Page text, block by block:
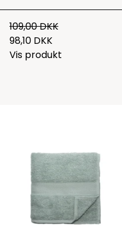
109,00 DKK
98,10 DKK
Vis produkt